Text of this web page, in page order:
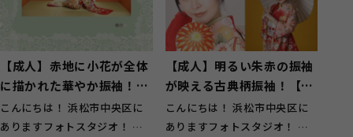
【成人】赤地に小花が全体
に描かれた華やか振袖！
【中央区若林町】
こんにちは！ 浜松市中央区に
ありますフォトスタジオ！ ガ
【成人】明るい朱赤の振袖
が映える古典柄振袖！【湖
西市】
こんにちは！ 浜松市中央区に
ありますフォトスタジオ！ ガ